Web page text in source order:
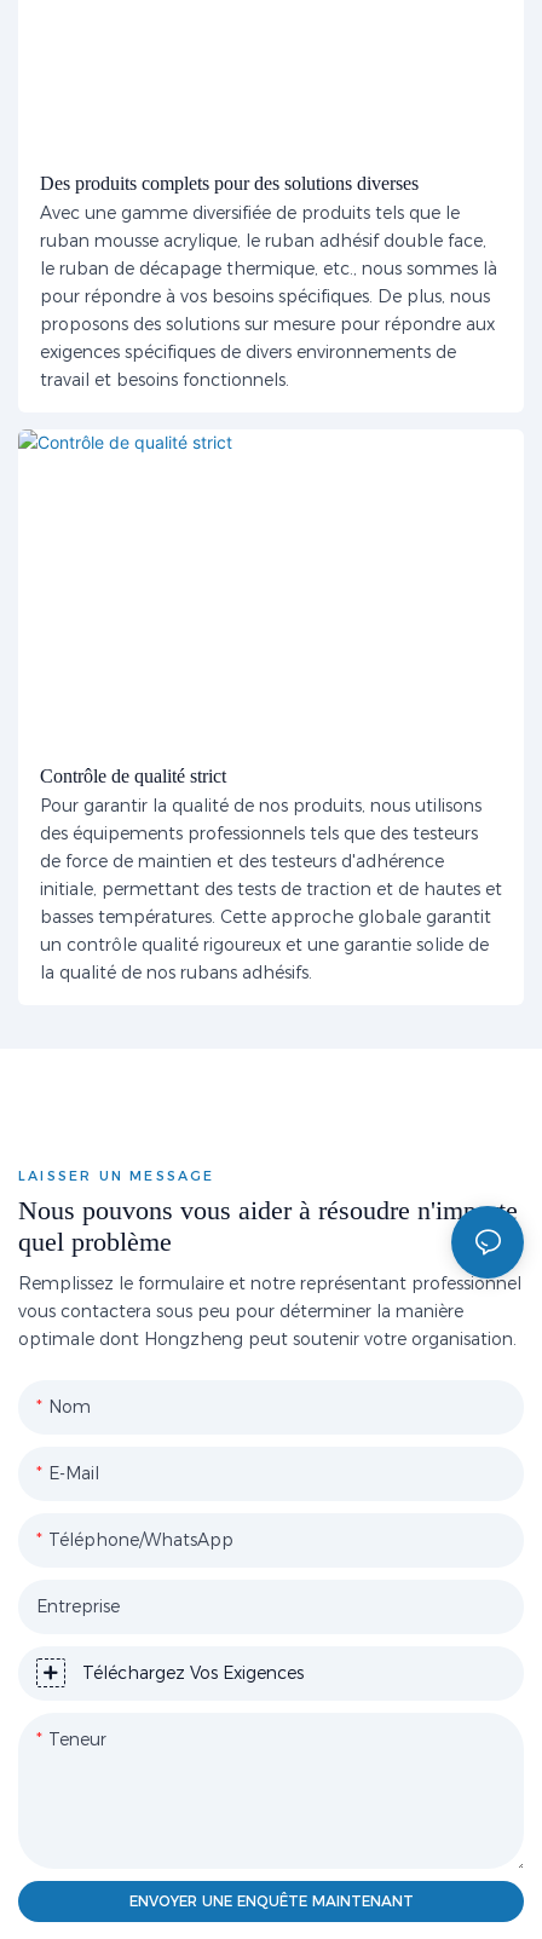
Des produits complets pour des solutions diverses
Avec une gamme diversifiée de produits tels que le
ruban mousse acrylique, le ruban adhésif double face,
le ruban de décapage thermique, etc., nous sommes là
pour répondre à vos besoins spécifiques. De plus, nous
proposons des solutions sur mesure pour répondre aux
exigences spécifiques de divers environnements de
travail et besoins fonctionnels.
Contrôle de qualité strict
Pour garantir la qualité de nos produits, nous utilisons
des équipements professionnels tels que des testeurs
de force de maintien et des testeurs d'adhérence
initiale, permettant des tests de traction et de hautes et
basses températures. Cette approche globale garantit
un contrôle qualité rigoureux et une garantie solide de
la qualité de nos rubans adhésifs.
LAISSER UN MESSAGE
Nous pouvons vous aider à résoudre n'importe
quel problème
Remplissez le formulaire et notre représentant professionnel
vous contactera sous peu pour déterminer la manière
optimale dont Hongzheng peut soutenir votre organisation.
Nom
E-Mail
Téléphone/WhatsApp
Entreprise
Téléchargez Vos Exigences
Teneur
ENVOYER UNE ENQUÊTE MAINTENANT